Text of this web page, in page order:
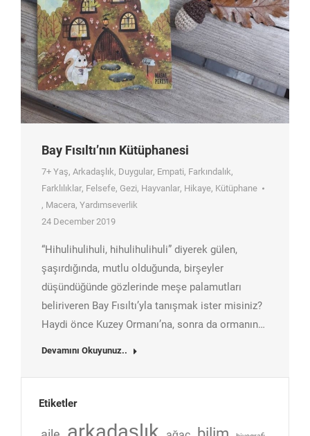
Bay Fısıltı’nın Kütüphanesi
7+ Yaş, Arkadaşlık, Duygular, Empati, Farkındalık,
Farklılıklar, Felsefe, Gezi, Hayvanlar, Hikaye, Kütüphane
, Macera, Yardımseverlik
24 December 2019
“Hihulihulihuli, hihulihulihuli” diyerek gülen,
şaşırdığında, mutlu olduğunda, birşeyler
düşündüğünde gözlerinde meşe palamutları
beliriveren Bay Fısıltı’yla tanışmak ister misiniz?
Haydi önce Kuzey Ormanı’na, sonra da ormanın…
Devamını Okuyunuz..
Etiketler